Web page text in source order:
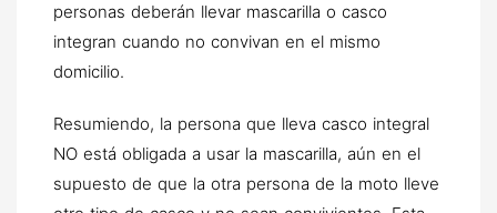
personas deberán llevar mascarilla o casco
integran cuando no convivan en el mismo
domicilio.
Resumiendo, la persona que lleva casco integral
NO está obligada a usar la mascarilla, aún en el
supuesto de que la otra persona de la moto lleve